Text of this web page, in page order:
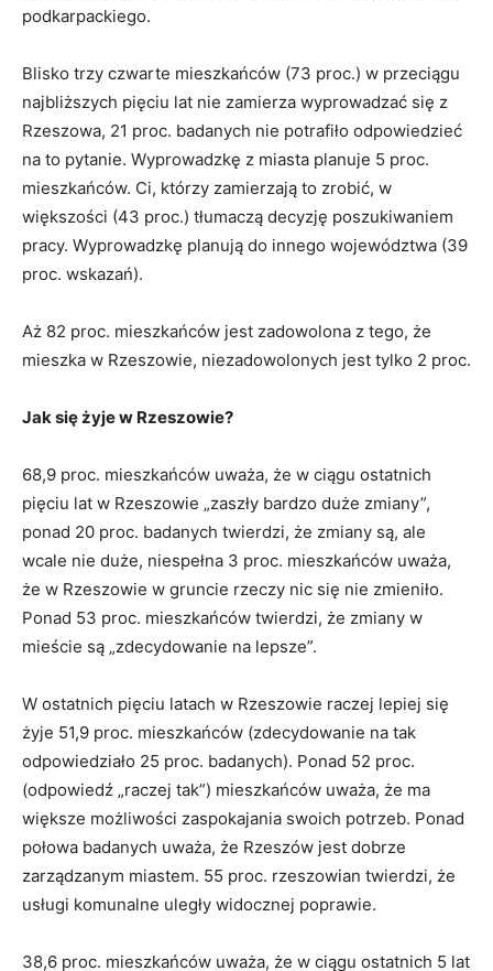
podkarpackiego.
Blisko trzy czwarte mieszkańców (73 proc.) w przeciągu
najbliższych pięciu lat nie zamierza wyprowadzać się z
Rzeszowa, 21 proc. badanych nie potrafiło odpowiedzieć
na to pytanie. Wyprowadzkę z miasta planuje 5 proc.
mieszkańców. Ci, którzy zamierzają to zrobić, w
większości (43 proc.) tłumaczą decyzję poszukiwaniem
pracy. Wyprowadzkę planują do innego województwa (39
proc. wskazań).
Aż 82 proc. mieszkańców jest zadowolona z tego, że
mieszka w Rzeszowie, niezadowolonych jest tylko 2 proc.
Jak się żyje w Rzeszowie?
68,9 proc. mieszkańców uważa, że w ciągu ostatnich
pięciu lat w Rzeszowie „zaszły bardzo duże zmiany”,
ponad 20 proc. badanych twierdzi, że zmiany są, ale
wcale nie duże, niespełna 3 proc. mieszkańców uważa,
że w Rzeszowie w gruncie rzeczy nic się nie zmieniło.
Ponad 53 proc. mieszkańców twierdzi, że zmiany w
mieście są „zdecydowanie na lepsze”.
W ostatnich pięciu latach w Rzeszowie raczej lepiej się
żyje 51,9 proc. mieszkańców (zdecydowanie na tak
odpowiedziało 25 proc. badanych). Ponad 52 proc.
(odpowiedź „raczej tak”) mieszkańców uważa, że ma
większe możliwości zaspokajania swoich potrzeb. Ponad
połowa badanych uważa, że Rzeszów jest dobrze
zarządzanym miastem. 55 proc. rzeszowian twierdzi, że
usługi komunalne uległy widocznej poprawie.
38,6 proc. mieszkańców uważa, że w ciągu ostatnich 5 lat